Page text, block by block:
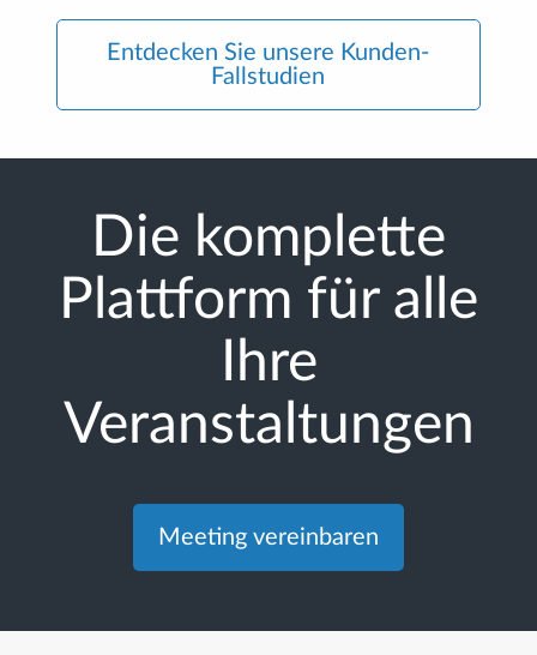
Entdecken Sie unsere Kunden-
Fallstudien
Die komplette
Plattform für alle
Ihre
Veranstaltungen
Meeting vereinbaren